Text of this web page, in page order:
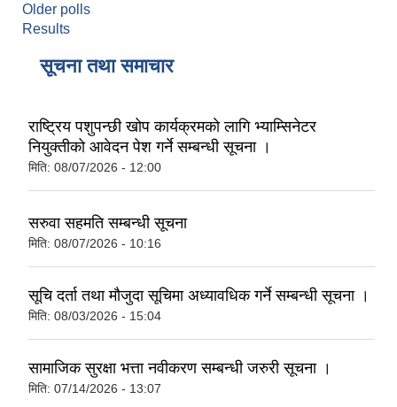
Older polls
Results
सूचना तथा समाचार
राष्ट्रिय पशुपन्छी खोप कार्यक्रमकाे लागि भ्याम्सिनेटर
नियुक्तीको आवेदन पेश गर्ने सम्बन्धी सूचना ।
मिति: 08/07/2026 - 12:00
सरुवा सहमति सम्बन्धी सूचना
मिति: 08/07/2026 - 10:16
सूचि दर्ता तथा मौजुदा सूचिमा अध्यावधिक गर्ने सम्बन्धी सूचना ।
मिति: 08/03/2026 - 15:04
सामाजिक सुरक्षा भत्ता नवीकरण सम्बन्धी जरुरी सूचना ।
मिति: 07/14/2026 - 13:07